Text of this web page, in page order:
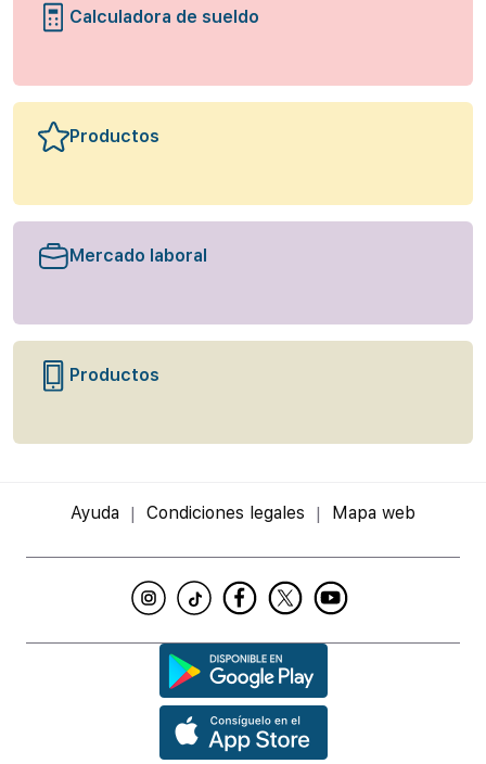
Calculadora de sueldo
Productos
Mercado laboral
Productos
Ayuda Condiciones legales Mapa web